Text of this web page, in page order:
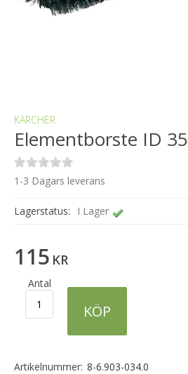
KÄRCHER
Elementborste ID 35
1-3 Dagars leverans
Lagerstatus: I Lager
115 KR
Antal
KÖP
Artikelnummer: 8-6.903-034.0